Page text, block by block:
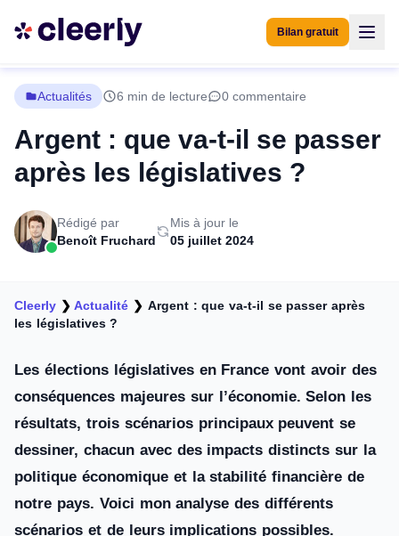
Bilan gratuit
Actualités 6 min de lecture 0 commentaire
Argent : que va-t-il se passer
après les législatives ?
Rédigé par
Benoît Fruchard
Mis à jour le
05 juillet 2024
Cleerly ❯Actualité ❯ Argent : que va-t-il se passer après
les législatives ?
Les élections législatives en France vont avoir des
conséquences majeures sur l’économie. Selon les
résultats, trois scénarios principaux peuvent se
dessiner, chacun avec des impacts distincts sur la
politique économique et la stabilité financière de
notre pays. Voici mon analyse des différents
scénarios et de leurs implications possibles.